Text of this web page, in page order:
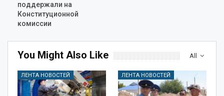
поддержали на
Конституционной
комиссии
All
You Might Also Like
ЛЕНТА НОВОСТЕЙ ЛЕНТА НОВОСТЕЙ